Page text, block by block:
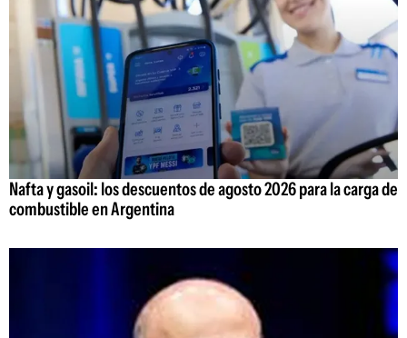
Nafta y gasoil: los descuentos de agosto 2026 para la carga de
combustible en Argentina